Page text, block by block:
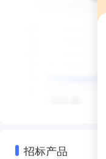
招标产品